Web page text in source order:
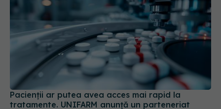
Pacienții ar putea avea acces mai rapid la
tratamente. UNIFARM anunță un parteneriat
important